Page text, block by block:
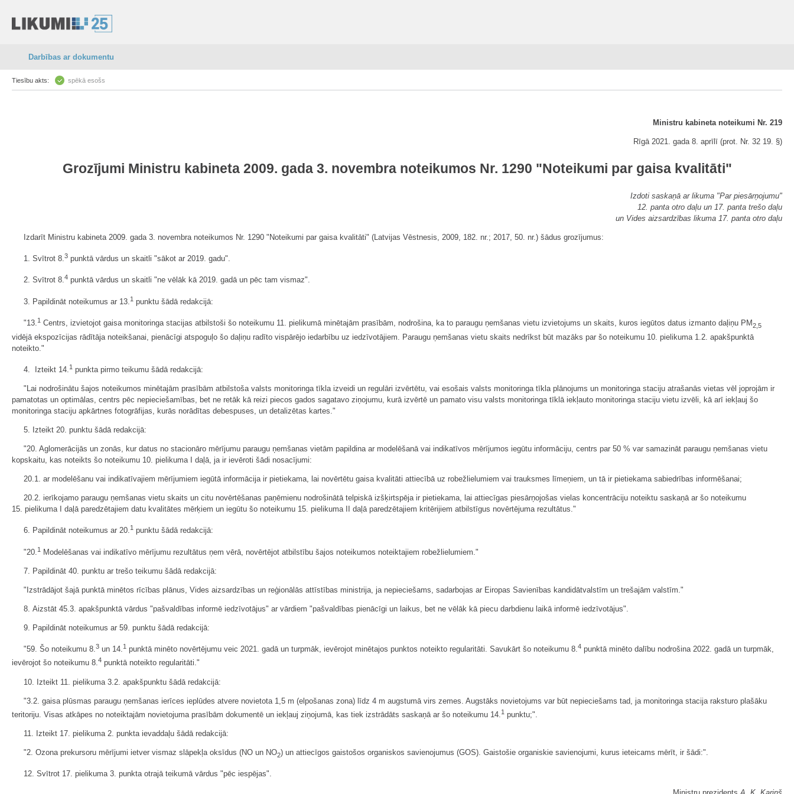
Darbības ar dokumentu
Tiesību akts: spēkā esošs
Ministru kabineta noteikumi Nr. 219
Rīgā 2021. gada 8. aprīlī (prot. Nr. 32 19. §)
Grozījumi Ministru kabineta 2009. gada 3. novembra noteikumos Nr. 1290 "Noteikumi par gaisa kvalitāti"
Izdoti saskaņā ar likuma "Par piesārņojumu"
12. panta otro daļu un 17. panta trešo daļu
un Vides aizsardzības likuma 17. panta otro daļu
Izdarīt Ministru kabineta 2009. gada 3. novembra noteikumos Nr. 1290 "Noteikumi par gaisa kvalitāti" (Latvijas Vēstnesis, 2009, 182. nr.; 2017, 50. nr.) šādus grozījumus:
1. Svītrot 8.3 punktā vārdus un skaitli "sākot ar 2019. gadu".
2. Svītrot 8.4 punktā vārdus un skaitli "ne vēlāk kā 2019. gadā un pēc tam vismaz".
3. Papildināt noteikumus ar 13. 1 punktu šādā redakcijā:
"13.1 Centrs, izvietojot gaisa monitoringa stacijas atbilstoši šo noteikumu 11. pielikumā minētajām prasībām, nodrošina, ka to paraugu ņemšanas vietu izvietojums un skaits, kuros iegūtos datus izmanto daļiņu PM2,5
vidējā ekspozīcijas rādītāja noteikšanai, pienācīgi atspoguļo šo daļiņu radīto vispārējo iedarbību uz iedzīvotājiem. Paraugu ņemšanas vietu skaits nedrīkst būt mazāks par šo noteikumu 10. pielikuma 1.2. apakšpunktā
noteikto."
4. Izteikt 14.1 punkta pirmo teikumu šādā redakcijā:
"Lai nodrošinātu šajos noteikumos minētajām prasībām atbilstoša valsts monitoringa tīkla izveidi un regulāri izvērtētu, vai esošais valsts monitoringa tīkla plānojums un monitoringa staciju atrašanās vietas vēl joprojām ir
pamatotas un optimālas, centrs pēc nepieciešamības, bet ne retāk kā reizi piecos gados sagatavo ziņojumu, kurā izvērtē un pamato visu valsts monitoringa tīklā iekļauto monitoringa staciju vietu izvēli, kā arī iekļauj šo
monitoringa staciju apkārtnes fotogrāfijas, kurās norādītas debespuses, un detalizētas kartes."
5. Izteikt 20. punktu šādā redakcijā:
"20. Aglomerācijās un zonās, kur datus no stacionāro mērījumu paraugu ņemšanas vietām papildina ar modelēšanā vai indikatīvos mērījumos iegūtu informāciju, centrs par 50 % var samazināt paraugu ņemšanas vietu
kopskaitu, kas noteikts šo noteikumu 10. pielikuma I daļā, ja ir ievēroti šādi nosacījumi:
20.1. ar modelēšanu vai indikatīvajiem mērījumiem iegūtā informācija ir pietiekama, lai novērtētu gaisa kvalitāti attiecībā uz robežlielumiem vai trauksmes līmeņiem, un tā ir pietiekama sabiedrības informēšanai;
20.2. ierīkojamo paraugu ņemšanas vietu skaits un citu novērtēšanas paņēmienu nodrošinātā telpiskā izšķirtspēja ir pietiekama, lai attiecīgas piesārņojošas vielas koncentrāciju noteiktu saskaņā ar šo noteikumu
15. pielikuma I daļā paredzētajiem datu kvalitātes mērķiem un iegūtu šo noteikumu 15. pielikuma II daļā paredzētajiem kritērijiem atbilstīgus novērtējuma rezultātus."
6. Papildināt noteikumus ar 20.1 punktu šādā redakcijā:
"20. 1 Modelēšanas vai indikatīvo mērījumu rezultātus ņem vērā, novērtējot atbilstību šajos noteikumos noteiktajiem robežlielumiem."
7. Papildināt 40. punktu ar trešo teikumu šādā redakcijā:
"Izstrādājot šajā punktā minētos rīcības plānus, Vides aizsardzības un reģionālās attīstības ministrija, ja nepieciešams, sadarbojas ar Eiropas Savienības kandidātvalstīm un trešajām valstīm."
8. Aizstāt 45.3. apakšpunktā vārdus "pašvaldības informē iedzīvotājus" ar vārdiem "pašvaldības pienācīgi un laikus, bet ne vēlāk kā piecu darbdienu laikā informē iedzīvotājus".
9. Papildināt noteikumus ar 59. punktu šādā redakcijā:
"59. Šo noteikumu 8.3 un 14.1 punktā minēto novērtējumu veic 2021. gadā un turpmāk, ievērojot minētajos punktos noteikto regularitāti. Savukārt šo noteikumu 8.4 punktā minēto dalību nodrošina 2022. gadā un turpmāk,
ievērojot šo noteikumu 8.4 punktā noteikto regularitāti."
10. Izteikt 11. pielikuma 3.2. apakšpunktu šādā redakcijā:
"3.2. gaisa plūsmas paraugu ņemšanas ierīces ieplūdes atvere novietota 1,5 m (elpošanas zona) līdz 4 m augstumā virs zemes. Augstāks novietojums var būt nepieciešams tad, ja monitoringa stacija raksturo plašāku
teritoriju. Visas atkāpes no noteiktajām novietojuma prasībām dokumentē un iekļauj ziņojumā, kas tiek izstrādāts saskaņā ar šo noteikumu 14. 1 punktu;".
11. Izteikt 17. pielikuma 2. punkta ievaddaļu šādā redakcijā:
"2. Ozona prekursoru mērījumi ietver vismaz slāpekļa oksīdus (NO un NO2) un attiecīgos gaistošos organiskos savienojumus (GOS). Gaistošie organiskie savienojumi, kurus ieteicams mērīt, ir šādi:".
12. Svītrot 17. pielikuma 3. punkta otrajā teikumā vārdus "pēc iespējas".